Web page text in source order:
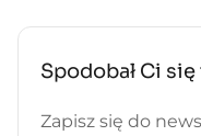
Spodobał Ci się
Zapisz się do